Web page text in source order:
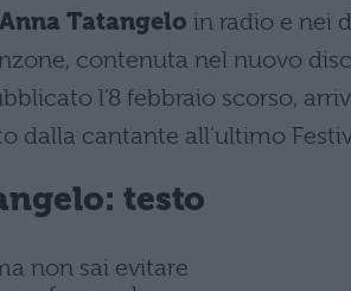
Anna Tatangelo in radio e nei
contenuta nel nuovo
l’8 febbraio scorso,
dalla cantante all’ultimo
testo
non sai evitare